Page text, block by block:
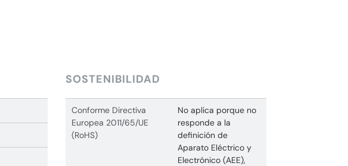
SOSTENIBILIDAD
Conforme Directiva
Europea 2011/65/UE
(RoHS)
No aplica porque no
responde a la
definición de
Aparato Eléctrico y
Electrónico (AEE),